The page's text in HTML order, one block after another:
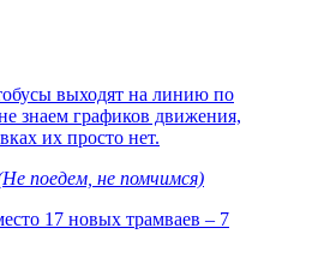
выходят на линию по
знаем графиков движения,
их просто нет.
поедем, не помчимся)
17 новых трамваев – 7